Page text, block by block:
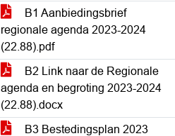
B1 Aanbiedingsbrief
regionale agenda 2023-2024
(22.88).pdf
B2 Link naar de Regionale
agenda en begroting 2023-2024
(22.88).docx
B3 Bestedingsplan 2023